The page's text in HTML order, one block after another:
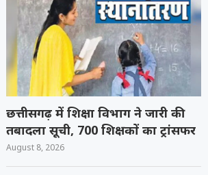
छत्तीसगढ़ में शिक्षा विभाग ने जारी की
तबादला सूची, 700 शिक्षकों का ट्रांसफर
August 8, 2026